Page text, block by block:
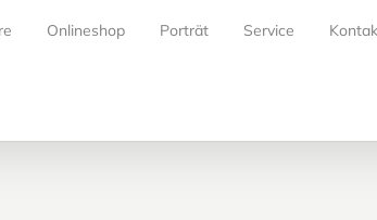
Onlineshop Porträt Service